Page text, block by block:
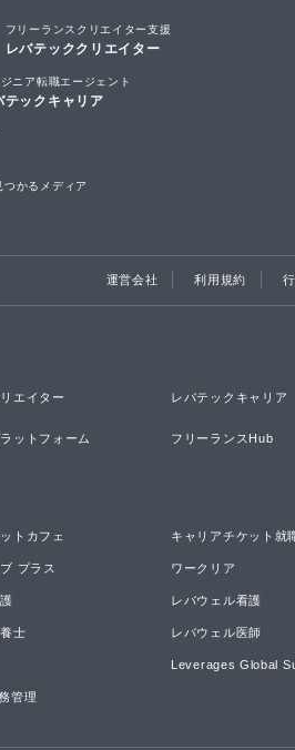
フリーランスクリエイター支援
レバテッククリエイター
ニア転職エージェント
テックキャリア
つかるメディア
運営会社 利用規約
エイター レバテックキャリア
ットフォーム フリーランスHub
トカフェ キャリアチケット就
プラス ワークリア
レバウェル看護
士 レバウェル医師
Leverages Global
管理